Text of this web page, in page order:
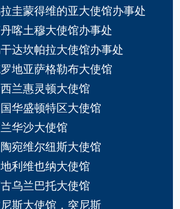
圭蒙得维的亚大使馆办事处
喀土穆大使馆办事处
达坎帕拉大使馆办事处
地亚萨格勒布大使馆
兰惠灵顿大使馆
华盛顿特区大使馆
华沙大使馆
宛维尔纽斯大使馆
利维也纳大使馆
乌兰巴托大使馆
斯大使馆，突尼斯